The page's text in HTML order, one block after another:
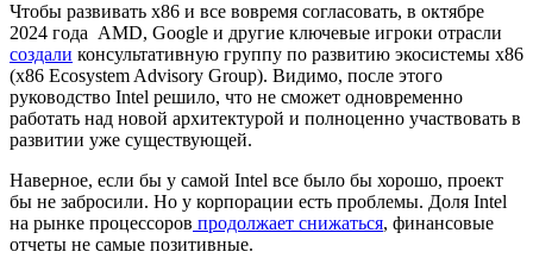
Чтобы развивать x86 и все вовремя согласовать, в октябре
2024 года AMD, Google и другие ключевые игроки отрасли
создали консультативную группу по развитию экосистемы x86
(x86 Ecosystem Advisory Group). Видимо, после этого
руководство Intel решило, что не сможет одновременно
работать над новой архитектурой и полноценно участвовать в
развитии уже существующей.
Наверное, если бы у самой Intel все было бы хорошо, проект
бы не забросили. Но у корпорации есть проблемы. Доля Intel
на рынке процессоров продолжает снижаться, финансовые
отчеты не самые позитивные.